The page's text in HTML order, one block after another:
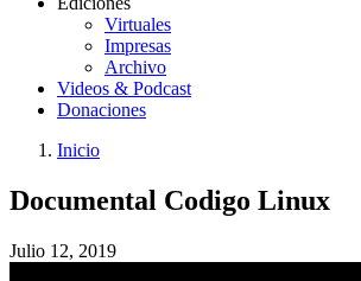
Virtuales
Impresas
Archivo
Videos & Podcast
Donaciones
de
ayuda
are
Inicio
Documental Codigo Linux
Julio 12, 2019